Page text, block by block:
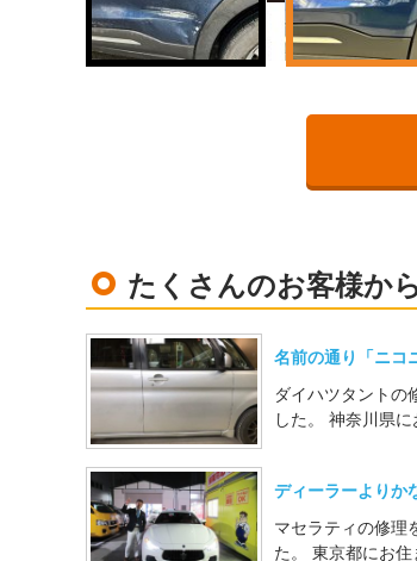
たくさんのお客様か
名前の通り「ニコ
ダイハツタントの
した。 神奈川県に
ディーラーよりか
マセラティの修理
た。 東京都にお住